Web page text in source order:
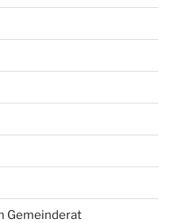
Gemeinderat